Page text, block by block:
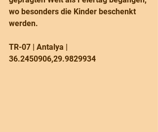
wo besonders die Kinder beschenkt
werden.
TR-07 | Antalya |
36.2450906,29.9829934